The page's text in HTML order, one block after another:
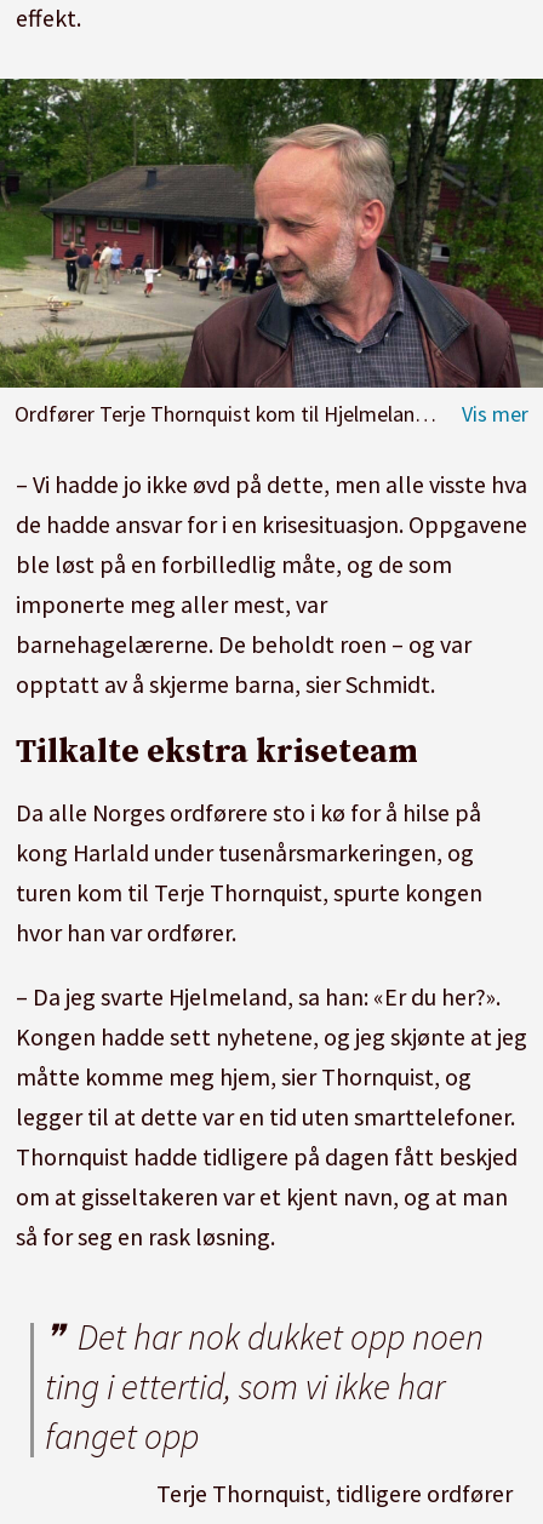
effekt.
Ordfører Terje Thornquist kom til Hjelmeland barnehage med blomster dagen etter gisseldramaet. Foto: NTB scanpix.
– Vi hadde jo ikke øvd på dette, men alle visste hva
de hadde ansvar for i en krisesituasjon. Oppgavene
ble løst på en forbilledlig måte, og de som
imponerte meg aller mest, var
barnehagelærerne. De beholdt roen – og var
opptatt av å skjerme barna, sier Schmidt.
Tilkalte ekstra kriseteam
Da alle Norges ordførere sto i kø for å hilse på
kong Harlald under tusenårsmarkeringen, og
turen kom til Terje Thornquist, spurte kongen
hvor han var ordfører.
– Da jeg svarte Hjelmeland, sa han: «Er du her?».
Kongen hadde sett nyhetene, og jeg skjønte at jeg
måtte komme meg hjem, sier Thornquist, og
legger til at dette var en tid uten smarttelefoner.
Thornquist hadde tidligere på dagen fått beskjed
om at gisseltakeren var et kjent navn, og at man
så for seg en rask løsning.
Det har nok dukket opp noen
ting i ettertid, som vi ikke har
fanget opp
Terje Thornquist, tidligere ordfører